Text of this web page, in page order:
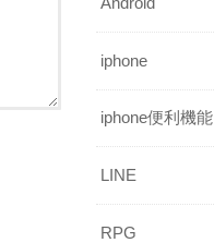
iphone
iphone便利機能
LINE
RPG